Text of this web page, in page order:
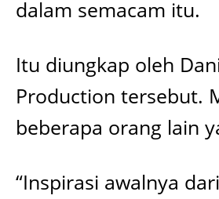
dalam semacam itu.
Itu diungkap oleh
Production tersebut.
beberapa orang lain
“Inspirasi awalnya